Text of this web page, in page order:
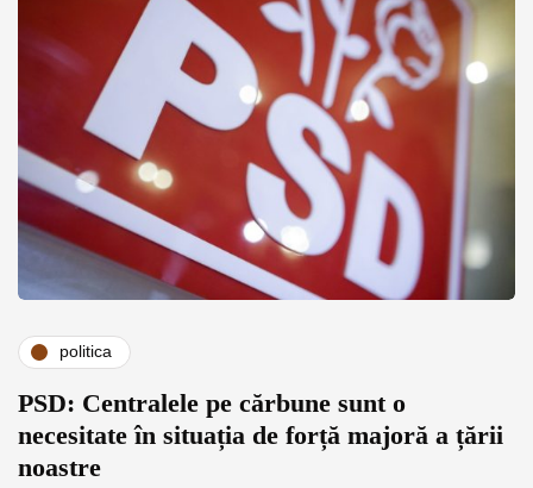
politica
PSD: Centralele pe cărbune sunt o
necesitate în situația de forță majoră a țării
noastre